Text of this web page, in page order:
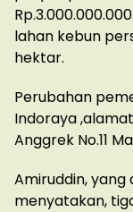
lahan kebun
hektar.
Perubahan
Indoraya
Anggrek No.11
Amiruddin, yang
menyatakan,